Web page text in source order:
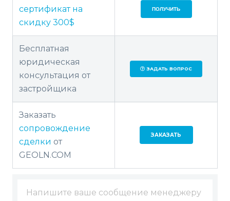
сертификат на
скидку 300$
ПОЛУЧИТЬ
Бесплатная
юридическая
консультация от
застройщика
ЗАДАТЬ ВОПРОС
Заказать
сопровождение
сделки от
GEOLN.COM
ЗАКАЗАТЬ